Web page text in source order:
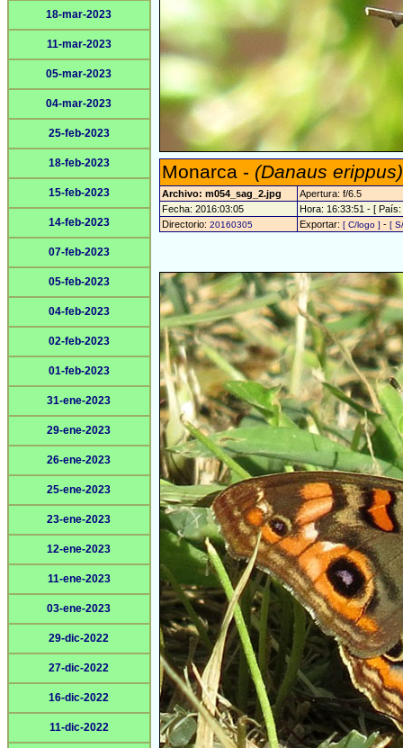
18-mar-2023
11-mar-2023
05-mar-2023
04-mar-2023
25-feb-2023
18-feb-2023
15-feb-2023
14-feb-2023
07-feb-2023
05-feb-2023
04-feb-2023
02-feb-2023
01-feb-2023
31-ene-2023
29-ene-2023
26-ene-2023
25-ene-2023
23-ene-2023
12-ene-2023
11-ene-2023
03-ene-2023
29-dic-2022
27-dic-2022
16-dic-2022
11-dic-2022
Monarca - (Danaus erippus)
Archivo: m054_sag_2.jpg
Apertura: f/6.5
Fecha: 2016:03:05
Hora: 16:33:51 - [ País:
Directorio: 20160305 Exportar: [ C/logo ] - [